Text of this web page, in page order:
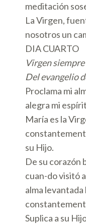
meditación
La Virgen,
nosotros un
DIA CUARTO
Virgen
Del evangelio
Proclama mi
alegra mi
María es la
su Hijo.
De su corazón
cuan-do visitó
alma levantada
Suplica a su